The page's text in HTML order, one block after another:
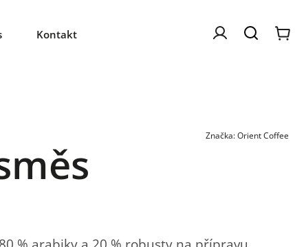
Kontakt
Značka:Orient Coffee